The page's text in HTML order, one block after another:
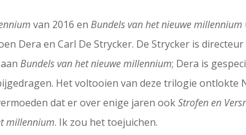
van 2016 enBundels van het nieuwe millennium
Dera en Carl De Strycker. De Strycker is
aanBundels van het nieuwe millennium; Dera is
Het voltooien van deze trilogie
dat er over enige jaren ookStrofen en
millennium. Ik zou het toejuichen.